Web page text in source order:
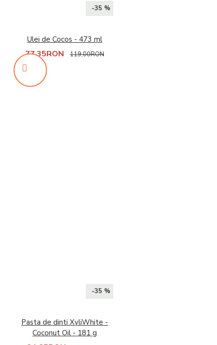
-35 %
Ulei de Cocos - 473 ml
77,35RON 119,00RON
-35 %
Pasta de dinti XyliWhite -
Coconut Oil - 181 g